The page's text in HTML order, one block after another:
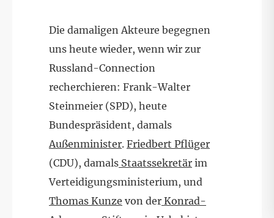
Die damaligen Akteure begegnen
uns heute wieder, wenn wir zur
Russland-Connection
recherchieren: Frank-Walter
Steinmeier (SPD), heute
Bundespräsident, damals
Außenminister. Friedbert Pflüger
(CDU), damals Staatssekretär im
Verteidigungsministerium, und
Thomas Kunze von der Konrad-